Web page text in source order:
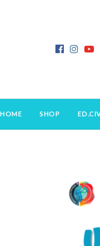
HOME SHOP